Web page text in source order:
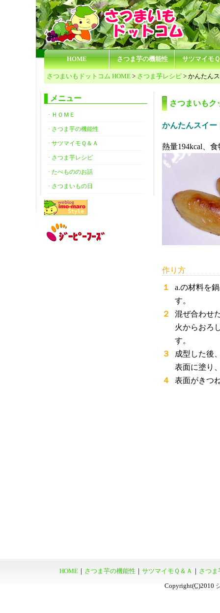
HOME さつま芋の機能性 サツマイモ
さつまいもドットコム HOME > さつま芋レシピ > かんたん
さつまいもク
かんたんスイー
熱量194kcal、
作り方
１
a.の材料を
す。
２
混ぜ合わせ
火からおろ
す。
３
成型した後
表面に塗り
４
表面がきつ
メニュー
· ＨＯＭＥ
· さつま芋の機能性
· サツマイモＱ＆Ａ
· さつま芋レシピ
· たべもののお話
· さつまいもの日
HOME｜ さつま芋の機能性 サツマイモＱ＆Ａ さつま
Copyright(C)2010